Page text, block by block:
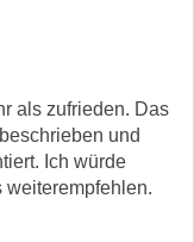
als zufrieden. Das
und
Ich würde
weiterempfehlen.